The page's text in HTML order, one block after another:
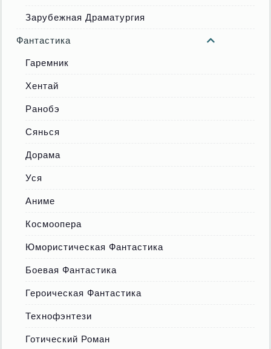
Зарубежная Драматургия
Фантастика
Гаремник
Хентай
Ранобэ
Сянься
Дорама
Уся
Аниме
Космоопера
Юмористическая Фантастика
Боевая Фантастика
Героическая Фантастика
Технофэнтези
Готический Роман